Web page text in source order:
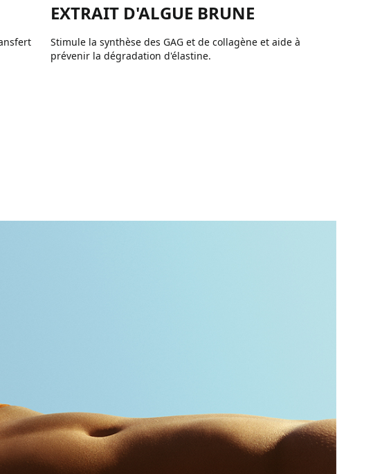
EXTRAIT D'ALGUE BRUNE
Stimule la synthèse des GAG et de collagène et aide à
prévenir la dégradation d'élastine.